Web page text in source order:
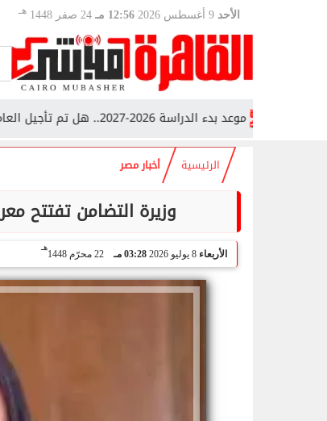
الأحد 12:56 مـ 24 صفر 1448 هـ
موعد بدء الدراسة 2026-2027.. هل تم تأجيل العام الدراسي الجديد؟
الرئيسية أخبار مصر
وزيرة التضامن تفتتح
الأربعاء 8 يوليو 2026 03:28 مـ 22 محرّم 1448
هـ